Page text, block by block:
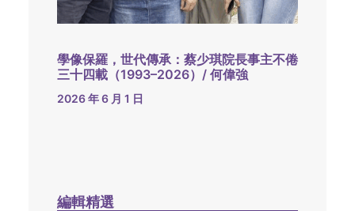
學像保羅，世代傳承：蔡少琪院長事主不倦
三十四載（1993–2026）/ 何偉強
2026 年 6 月 1 日
編輯精選